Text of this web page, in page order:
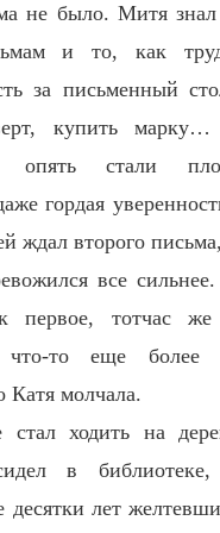
не было. Митя знал
и то, как
за письменный
купить
опять стали
гордая
ждал второго
все
первое, тотчас
что-то еще более
молчала.
ходить на
в библиотеке,
лет